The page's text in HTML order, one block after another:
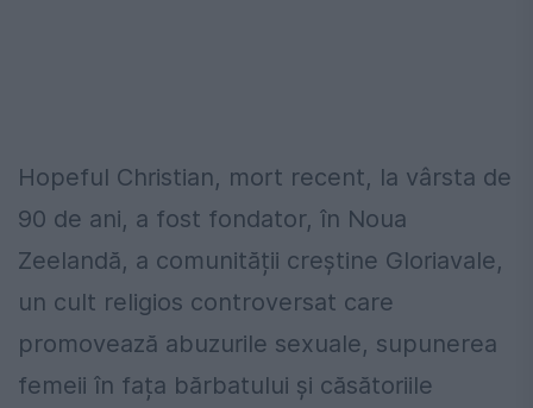
Hopeful Christian, mort recent, la vârsta de
90 de ani, a fost fondator, în Noua
Zeelandă, a comunității creștine Gloriavale,
un cult religios controversat care
promovează abuzurile sexuale, supunerea
femeii în fața bărbatului și căsătoriile